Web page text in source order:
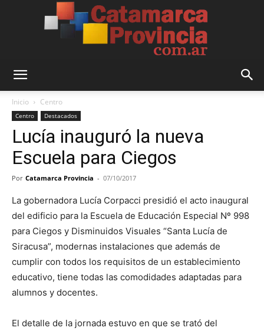
Provincia
Inicio Centro
Centro Destacados
Lucía inauguró la nueva
Escuela para Ciegos
Por Catamarca Provincia - 07/10/2017
La gobernadora Lucía Corpacci presidió el acto inaugural
del edificio para la Escuela de Educación Especial Nº 998
para Ciegos y Disminuidos Visuales “Santa Lucía de
Siracusa”, modernas instalaciones que además de
cumplir con todos los requisitos de un establecimiento
educativo, tiene todas las comodidades adaptadas para
alumnos y docentes.
El detalle de la jornada estuvo en que se trató del